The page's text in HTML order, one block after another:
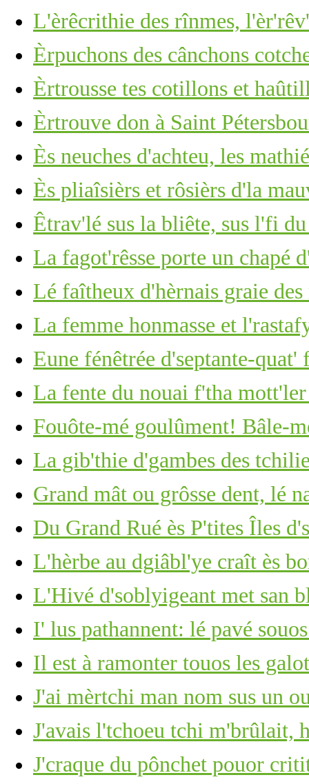
L'èrêcrithie des rînmes,
Èrpuchons des cânchons
Èrtrousse tes cotillons et
Èrtrouve don à Saint
Ès neuches d'achteu, les
Ès pliaîsièrs et rôsièrs d'la
Êtrav'lé sus la bliête, sus l'fi
La fagot'rêsse porte un chapé
Lé faîtheux d'hèrnais graie des
La femme honmasse et
Eune fénêtrée d'septante-quat'
La fente du nouai f'tha
Fouôte-mé goulûment! Bâle-
La gib'thie d'gambes des
Grand mât ou grôsse dent, lé
Du Grand Rué ès P'tites Îles
L'hèrbe au dgiâbl'ye craît ès
L'Hivé d'soblyigeant met san
I' lus pathannent: lé pavé
Il est à ramonter touos les
J'ai mèrtchi man nom sus un
J'avais l'tchoeu tchi m'brûlait,
J'craque du pônchet pouor